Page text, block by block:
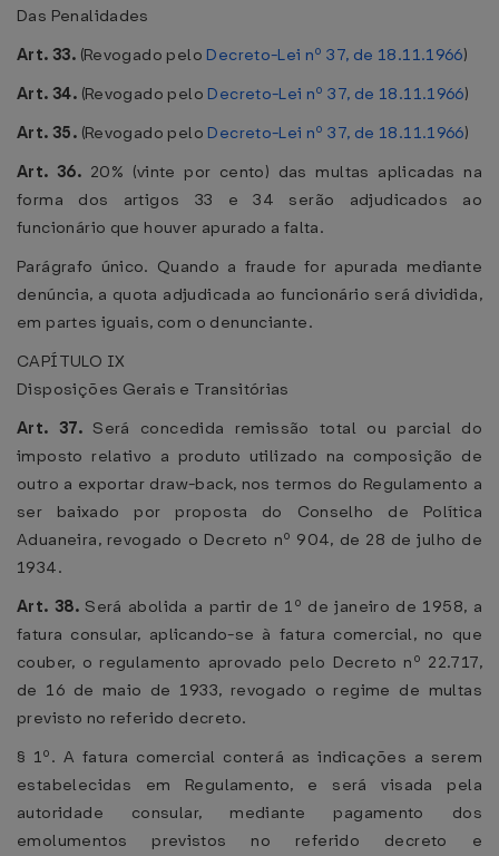
Das Penalidades
Art. 33. (Revogado pelo Decreto-Lei nº 37, de 18.11.1966)
Art. 34. (Revogado pelo Decreto-Lei nº 37, de 18.11.1966)
Art. 35. (Revogado pelo Decreto-Lei nº 37, de 18.11.1966)
Art. 36. 20% (vinte por cento) das multas aplicadas na
forma dos artigos 33 e 34 serão adjudicados ao
funcionário que houver apurado a falta.
Parágrafo único. Quando a fraude for apurada mediante
denúncia, a quota adjudicada ao funcionário será dividida,
em partes iguais, com o denunciante.
CAPÍTULO IX
Disposições Gerais e Transitórias
Art. 37. Será concedida remissão total ou parcial do
imposto relativo a produto utilizado na composição de
outro a exportar draw-back, nos termos do Regulamento a
ser baixado por proposta do Conselho de Política
Aduaneira, revogado o Decreto nº 904, de 28 de julho de
1934.
Art. 38. Será abolida a partir de 1º de janeiro de 1958, a
fatura consular, aplicando-se à fatura comercial, no que
couber, o regulamento aprovado pelo Decreto nº 22.717,
de 16 de maio de 1933, revogado o regime de multas
previsto no referido decreto.
§ 1º. A fatura comercial conterá as indicações a serem
estabelecidas em Regulamento, e será visada pela
autoridade consular, mediante pagamento dos
emolumentos previstos no referido decreto e